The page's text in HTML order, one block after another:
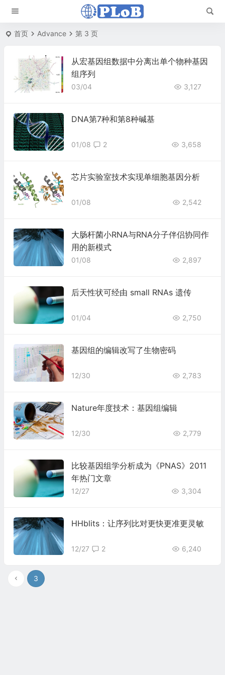
首页 Advance 第 3 页
从宏基因组数据中分离出单个物种基因
组序列
03/04 3,127
DNA第7种和第8种碱基
01/08 3,658
2
芯片实验室技术实现单细胞基因分析
01/08 2,542
大肠杆菌小RNA与RNA分子伴侣协同作
用的新模式
01/08 2,897
后天性状可经由 small RNAs 遗传
01/04 2,750
基因组的编辑改写了生物密码
12/30 2,783
Nature年度技术：基因组编辑
12/30 2,779
比较基因组学分析成为《PNAS》2011
年热门文章
12/27 3,304
HHblits：让序列比对更快更准更灵敏
12/27 6,240
2
3